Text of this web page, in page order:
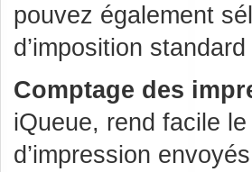
pouvez également
d’imposition
Comptage des
iQueue, rend facile
d’impression